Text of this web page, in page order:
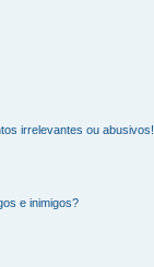
irrelevantes ou abusivos!
e inimigos?